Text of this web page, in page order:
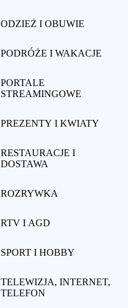
ODZIEŻ I OBUWIE
PODRÓŻE I WAKACJE
PORTALE
STREAMINGOWE
PREZENTY I KWIATY
RESTAURACJE I
DOSTAWA
ROZRYWKA
RTV I AGD
SPORT I HOBBY
TELEWIZJA, INTERNET,
TELEFON